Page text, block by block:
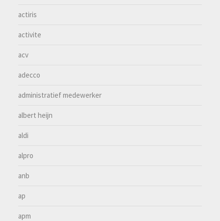
actiris
activite
acv
adecco
administratief medewerker
albert heijn
aldi
alpro
anb
ap
apm